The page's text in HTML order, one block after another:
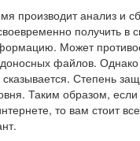
производит анализ и
получить в
Может
файлов. Однако
сказывается. Степень
Таким образом,
то вам стоит